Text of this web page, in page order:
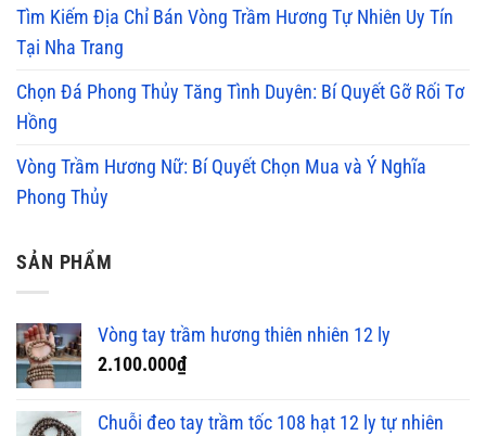
Tìm Kiếm Địa Chỉ Bán Vòng Trầm Hương Tự Nhiên Uy Tín
Tại Nha Trang
Chọn Đá Phong Thủy Tăng Tình Duyên: Bí Quyết Gỡ Rối Tơ
Hồng
Vòng Trầm Hương Nữ: Bí Quyết Chọn Mua và Ý Nghĩa
Phong Thủy
SẢN PHẨM
Vòng tay trầm hương thiên nhiên 12 ly
2.100.000₫
Chuỗi đeo tay trầm tốc 108 hạt 12 ly tự nhiên